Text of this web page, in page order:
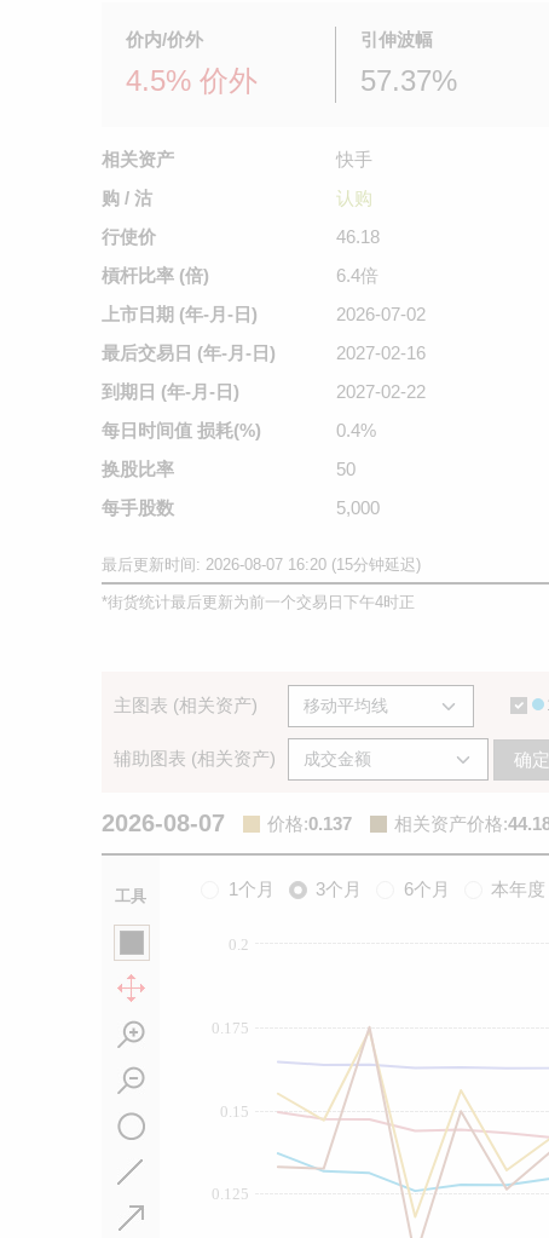
价内/价外
4.5% 价外
引伸波幅
57.37%
相关资产
快手
购 / 沽
认购
行使价
46.18
槓杆比率 (倍)
6.4倍
上市日期 (年-月-日)
2026-07-02
最后交易日 (年-月-日)
2027-02-16
到期日 (年-月-日)
2027-02-22
每日时间值 损耗(%)
0.4%
换股比率
50
每手股数
5,000
最后更新时间: 2026-08-07 16:20 (15分钟延迟)
*街货统计最后更新为前一个交易日下午4时正
主图表 (相关资产)
辅助图表 (相关资产) 确定
2026-08-07 价格:0.137 相关资产价格:
工具 1个月 3个月 6个月 本年度
0.125
0.15
0.175
0.2